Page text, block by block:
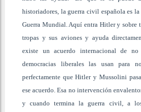
historiadores, la guerra civil española es
Guerra Mundial. Aquí entra Hitler y sobre
tropas y sus aviones y ayuda
existe un acuerdo internacional de
democracias liberales las usan para
perfectamente que Hitler y Mussolini
ese acuerdo. Esa no intervención
y cuando termina la guerra civil, a